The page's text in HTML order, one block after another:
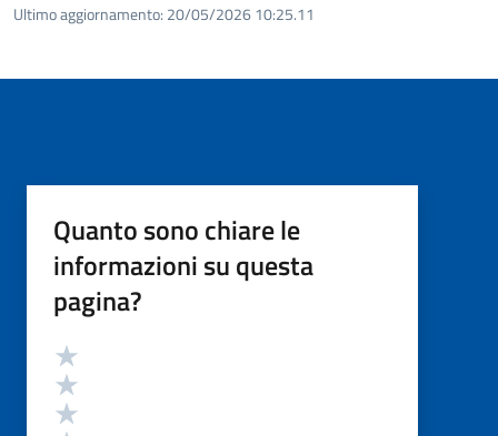
Ultimo aggiornamento: 20/05/2026 10:25.11
Quanto sono chiare le
informazioni su questa
pagina?
Valutazione